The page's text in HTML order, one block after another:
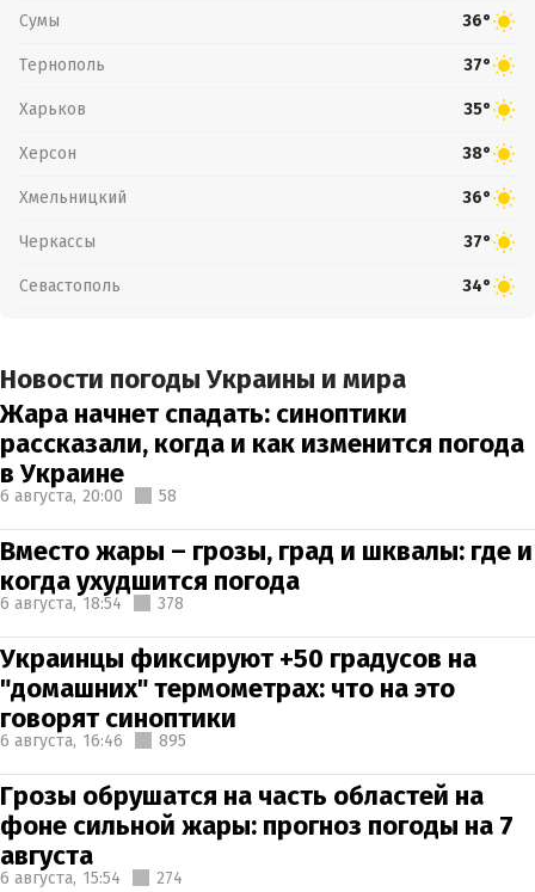
Сумы 36°
Тернополь 37°
Харьков 35°
Херсон 38°
Хмельницкий 36°
Черкассы 37°
Севастополь 34°
Новости погоды Украины и мира
Жара начнет спадать: синоптики
рассказали, когда и как изменится погода
в Украине
6 августа, 20:00 58
Вместо жары – грозы, град и шквалы: где и
когда ухудшится погода
6 августа, 18:54 378
Украинцы фиксируют +50 градусов на
"домашних" термометрах: что на это
говорят синоптики
6 августа, 16:46 895
Грозы обрушатся на часть областей на
фоне сильной жары: прогноз погоды на 7
августа
6 августа, 15:54 274